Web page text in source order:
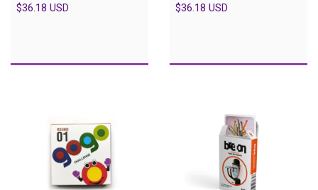
$36.18 USD $36.18 USD